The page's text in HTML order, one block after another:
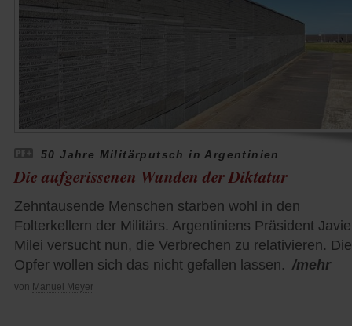
50 Jahre Militärputsch in Argentinien
Die aufgerissenen Wunden der Diktatur
Zehntausende Menschen starben wohl in den
Folterkellern der Militärs. Argentiniens Präsident
Milei versucht nun, die Verbrechen zu relativieren. Die
Opfer wollen sich das nicht gefallen lassen. /mehr
von Manuel Meyer